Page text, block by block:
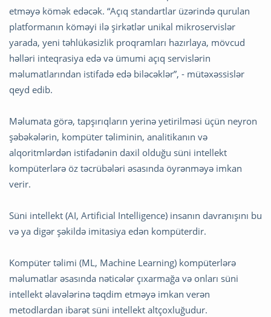
etməyə kömək edəcək. “Açıq standartlar üzərində qurulan
platformanın köməyi ilə şirkətlər unikal mikroservislər
yarada, yeni təhlükəsizlik proqramları hazırlaya, mövcud
həlləri inteqrasiya edə və ümumi açıq servislərin
məlumatlarından istifadə edə biləcəklər”, - mütəxəssislər
qeyd edib.
Məlumata görə, tapşırıqların yerinə yetirilməsi üçün neyron
şəbəkələrin, kompüter təliminin, analitikanın və
alqoritmlərdən istifadənin daxil olduğu süni intellekt
kompüterlərə öz təcrübələri əsasında öyrənməyə imkan
verir.
Süni intellekt (AI, Artificial Intelligence) insanın davranışını bu
və ya digər şəkildə imitasiya edən kompüterdir.
Kompüter təlimi (ML, Machine Learning) kompüterlərə
məlumatlar əsasında nəticələr çıxarmağa və onları süni
intellekt əlavələrinə təqdim etməyə imkan verən
metodlardan ibarət süni intellekt altçoxluğudur.